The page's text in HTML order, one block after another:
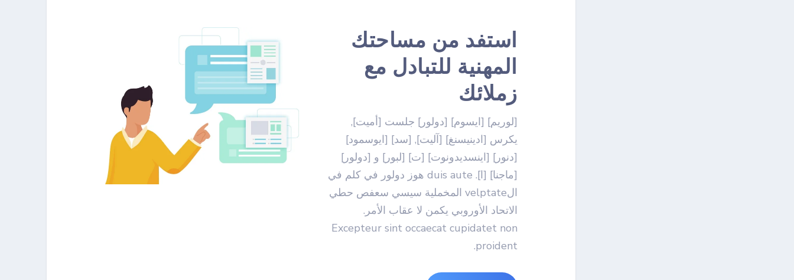
استفد من مساحتك
المهنية للتبادل مع
زملائك
[لوريم] [ايسوم] [دولور] جلست [أميت],
يكرس [ادينيسنغ] [آليت], [سد] [ايوسمود]
[دنور] [اينسديدونوت] [ت] [لبور] و [دولور]
[ماجنا] [ا]. duis aute هوز دولور في كلم في
الvelptate المخملية سيسي سعفص حطي
الاتحاد الأوروبي يكمن لا عقاب الأمر.
Excepteur sint occaecat cupidatet non
proident.